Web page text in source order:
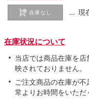
在庫なし … 現
在庫状況について
当店では商品在庫を
映されておりません。
ご注文商品の在庫が
常よりお時間をいただ